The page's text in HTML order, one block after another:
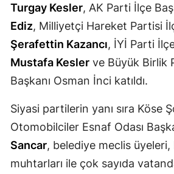
Kars
Kocaeli
Konya
Turgay Kesler, AK Parti İlçe
Ediz, Milliyetçi Hareket Partisi
Şerafettin Kazancı, İYİ Parti
Mustafa Kesler ve Büyük Birlik
Başkanı Osman İnci katıldı.
Siyasi partilerin yanı sıra Köse
Otomobilciler Esnaf Odası
Sancar, belediye meclis
muhtarları ile çok sayıda